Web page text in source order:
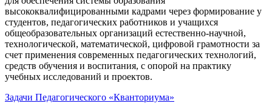
высококвалифицированными кадрами через формирование у
студентов, педагогических работников и учащихся
общеобразовательных организаций естественно-научной,
технологической, математической, цифровой грамотности за
счет применения современных педагогических технологий,
средств обучения и воспитания, с опорой на практику
учебных исследований и проектов.
Задачи Педагогического «Кванториума»